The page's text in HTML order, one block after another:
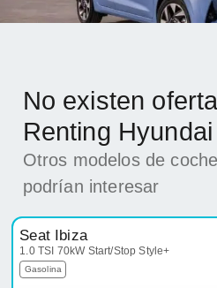
No existen
Renting
Otros modelos de
podrían interesar
Seat Ibiza
1.0 TSI 70kW Start/Stop Style+
Gasolina